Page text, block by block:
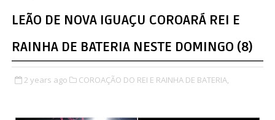
LEÃO DE NOVA IGUAÇU COROARÁ REI E
RAINHA DE BATERIA NESTE DOMINGO (8)
2 years ago COROAÇÃO DO REI E RAINHA DE BATERIA,